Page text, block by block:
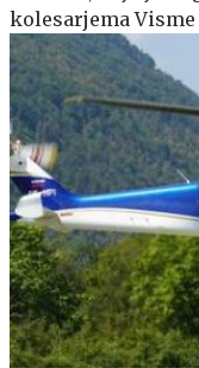
kolesarjema Visme